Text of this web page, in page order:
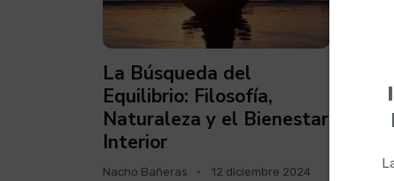
La Búsqueda del
Equilibrio: Filosofía,
Naturaleza y el Bienestar
Interior
Nacho Bañeras 12 diciembre 2024